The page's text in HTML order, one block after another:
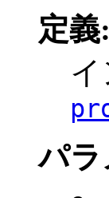
定義:
パラ